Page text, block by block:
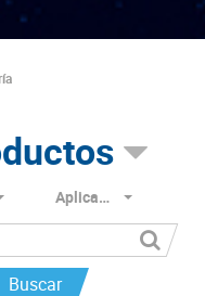
Aplicación
Buscar